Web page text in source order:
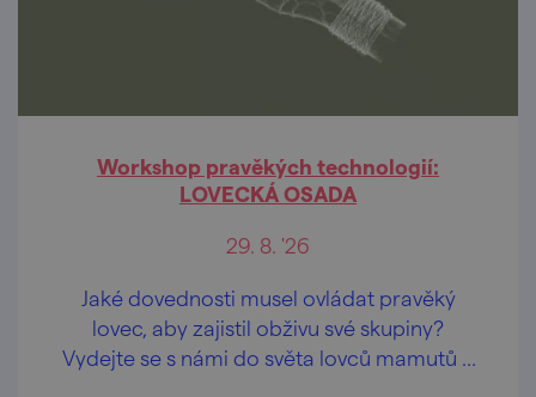
Workshop pravěkých technologií:
LOVECKÁ OSADA
29. 8. '26
Jaké dovednosti musel ovládat pravěký
lovec, aby zajistil obživu své skupiny?
Vydejte se s námi do světa lovců mamutů a